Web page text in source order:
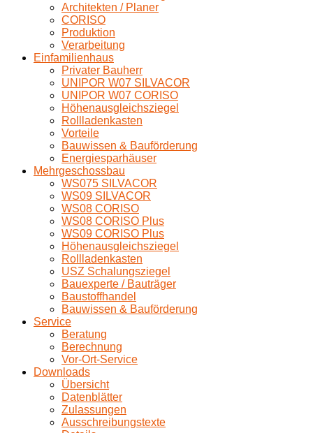
Architekten / Planer
CORISO
Produktion
Verarbeitung
Einfamilienhaus
Privater Bauherr
UNIPOR W07 SILVACOR
UNIPOR W07 CORISO
Höhenausgleichsziegel
Rollladenkasten
Vorteile
Bauwissen & Bauförderung
Energiesparhäuser
Mehrgeschossbau
WS075 SILVACOR
WS09 SILVACOR
WS08 CORISO
WS08 CORISO Plus
WS09 CORISO Plus
Höhenausgleichsziegel
Rollladenkasten
USZ Schalungsziegel
Bauexperte / Bauträger
Baustoffhandel
Bauwissen & Bauförderung
Service
Beratung
Berechnung
Vor-Ort-Service
Downloads
Übersicht
Datenblätter
Zulassungen
Ausschreibungstexte